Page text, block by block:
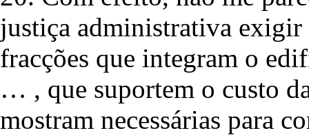
justiça administrativa exigir
fracções que integram o
… , que suportem o custo
mostram necessárias para